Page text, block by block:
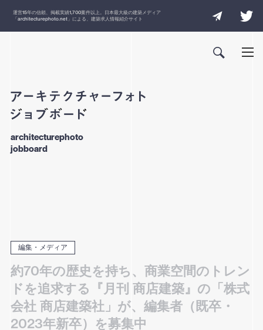
運営15年の信頼、掲載実績1,700案件以上。日本最大級の建築メディア
「architecturephoto.net 」による、建築求人情報紹介サイト
architecturephoto
jobboard
編集・メディア
約70年の歴史を持ち、商業空間のトレン
ドを追求する『月刊 商店建築』の「株式
会社 商店建築社」が、編集者（既卒・
2023年新卒）を募集中